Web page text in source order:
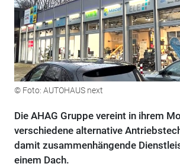
© Foto: AUTOHAUS next
Die AHAG Gruppe vereint in ihrem
verschiedene alternative
damit zusammenhängende
einem Dach.